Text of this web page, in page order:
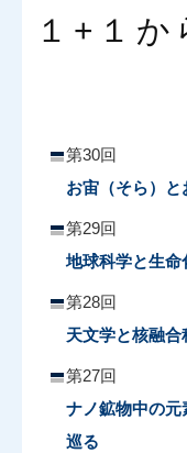
１+１
第30回
お宙（そら）
第29回
地球科学と生命
第28回
天文学と核融合
第27回
ナノ鉱物中の元
巡る